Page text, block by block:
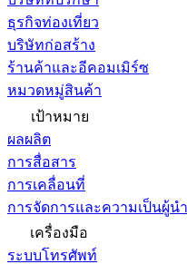
ธุรกิจท่องเที่ยว
บริษัทก่อสร้าง
ร้านค้าและอีคอมเมิร์ซ
หมวดหมู่สินค้า
เป้าหมาย
ผลผลิต
การสื่อสาร
การเคลื่อนที่
การจัดการและความเป็นผู้นำ
เครื่องมือ
ระบบโทรศัพท์